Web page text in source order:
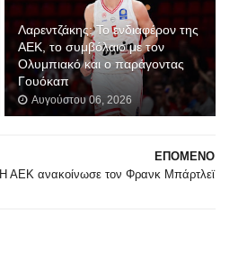
Λαρεντζάκης: Το ενδιαφέρον της
ΑΕΚ, το συμβόλαιο με τον
Ολυμπιακό και ο παράγοντας
Γουόκαπ
Αυγούστου 06, 2026
ΕΠΟΜΕΝΟ
Η ΑΕΚ ανακοίνωσε τον Φρανκ Μπάρτλεϊ